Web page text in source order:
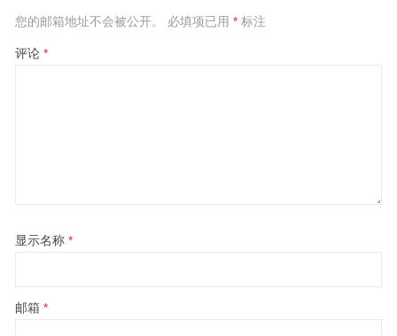
您的邮箱地址不会被公开。 必填项已用 *标注
评论 *
显示名称 *
邮箱 *